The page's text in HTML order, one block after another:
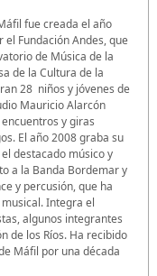
fue creada el año
Fundación Andes, que
de Música de la
de la Cultura de la
28 niños y jóvenes de
Mauricio Alarcón
y giras
El año 2008 graba su
destacado músico y
a la Banda Bordemar y
y percusión, que ha
Integra el
algunos integrantes
de los Ríos. Ha recibido
Máfil por una década